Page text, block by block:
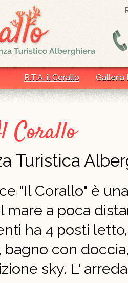
R.T.A. il Corallo Galleria
Corallo
Turistica
"Il Corallo" è
mare a poca
ha 4 posti
bagno con
sky. L'